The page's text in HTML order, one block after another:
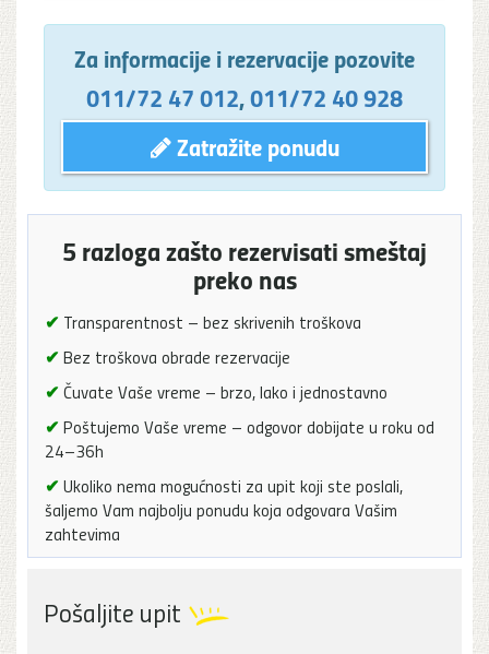
Za informacije i rezervacije pozovite
011/72 47 012,011/72 40 928
Zatražite ponudu
5 razloga zašto rezervisati smeštaj
preko nas
✔ Transparentnost – bez skrivenih troškova
✔ Bez troškova obrade rezervacije
✔ Čuvate Vaše vreme – brzo, lako i jednostavno
✔ Poštujemo Vaše vreme – odgovor dobijate u roku od
24–36h
✔ Ukoliko nema mogućnosti za upit koji ste poslali,
šaljemo Vam najbolju ponudu koja odgovara Vašim
zahtevima
Pošaljite upit